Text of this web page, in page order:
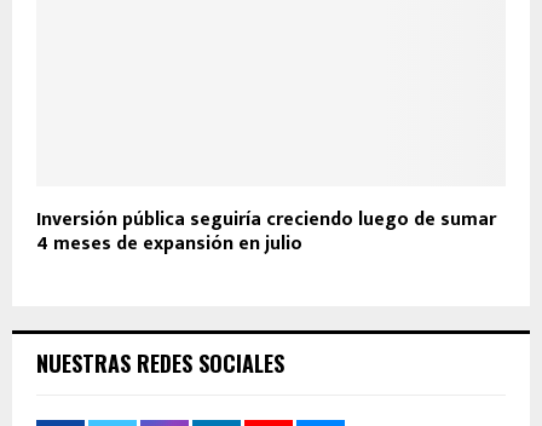
Inversión pública seguiría creciendo luego de sumar
4 meses de expansión en julio
NUESTRAS REDES SOCIALES